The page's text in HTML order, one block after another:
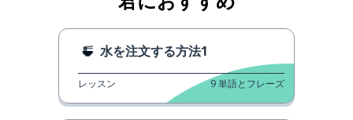
水を注文する方法1
レッスン 9単語とフレーズ